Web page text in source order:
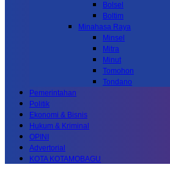
Bolsel
Boltim
Minahasa Raya
Minsel
Mitra
Minut
Tomohon
Tondano
Pemerintahan
Politik
Ekonomi & Bisnis
Hukum & Kriminal
OPINI
Advertorial
KOTA KOTAMOBAGU